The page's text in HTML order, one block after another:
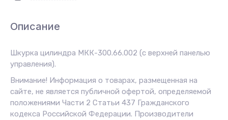
Описание
Шкурка цилиндра МКК-300.66.002 (с верхней панелью
управления).
Внимание! Информация о товарах, размещенная на
сайте, не является публичной офертой, определяемой
положениями Части 2 Статьи 437 Гражданского
кодекса Российской Федерации. Производители